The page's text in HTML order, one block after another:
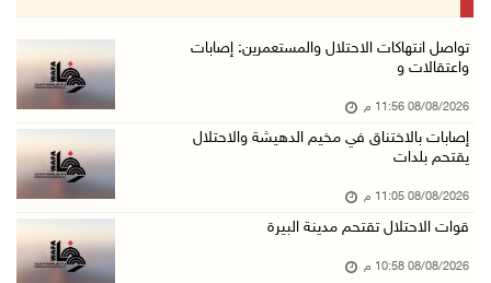
الاحتلال ينصب حواجز طيارة في محيط مخيم طولكرم ...
مستعمرون يهاجمون قرية أبو فلاح
08/آب/2026 07:07 م
تواصل انتهاكات الاحتلال والمستعمرين: إصابات
واعتقالات و
08/08/2026 11:56 م
إصابات بالاختناق في مخيم الدهيشة والاحتلال
يقتحم بلدات
08/08/2026 11:05 م
قوات الاحتلال تقتحم مدينة البيرة
08/08/2026 10:58 م